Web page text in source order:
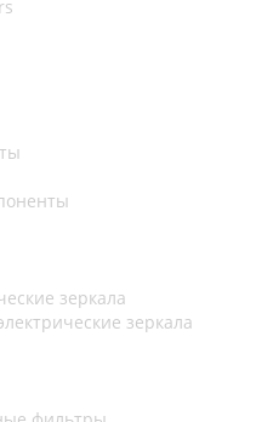
зеркала
зеркала